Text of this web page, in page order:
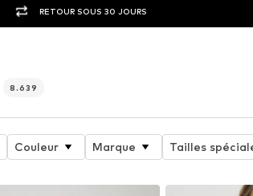
RETOUR SOUS 30 JOURS
8.639
Couleur Marque Tailles